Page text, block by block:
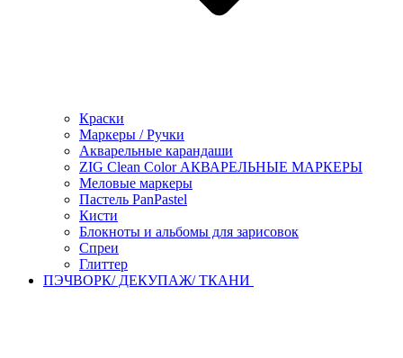
Краски
Маркеры / Ручки
Акварельные карандаши
ZIG Clean Color АКВАРЕЛЬНЫЕ МАРКЕРЫ
Меловые маркеры
Пастель PanPastel
Кисти
Блокноты и альбомы для зарисовок
Спреи
Глиттер
ПЭЧВОРК/ ДЕКУПАЖ/ ТКАНИ